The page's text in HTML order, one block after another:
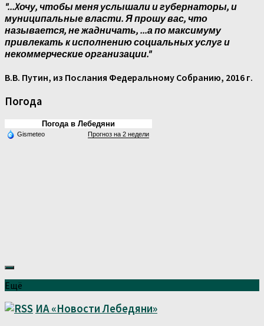
"...Xочу, чтобы меня услышали и губернаторы, и
муниципальные власти. Я прошу вас, что
называется, не жадничать, ...а по максимуму
привлекать к исполнению социальных услуг и
некоммерческие организации."
В.В. Путин, из Послания Федеральному Собранию, 2016 г.
Погода
Погода в Лебедяни
Gismeteo Прогноз на 2 недели
Ещё
ИА «Новости Лебедяни»